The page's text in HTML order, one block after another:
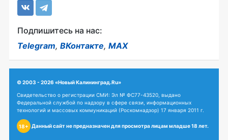
Подпишитесь на нас:
Telegram, ВКонтакте, MAX
© 2003 - 2026 «Новый Калининград.Ru»
Свидетельство о регистрации СМИ: Эл № ФС77-43520, выдано
Федеральной службой по надзору в сфере связи, информационных
технологий и массовых коммуникаций (Роскомнадзор) 17 января 2011 г.
18+ Данный сайт не предназначен для просмотра лицам младше 18 лет.